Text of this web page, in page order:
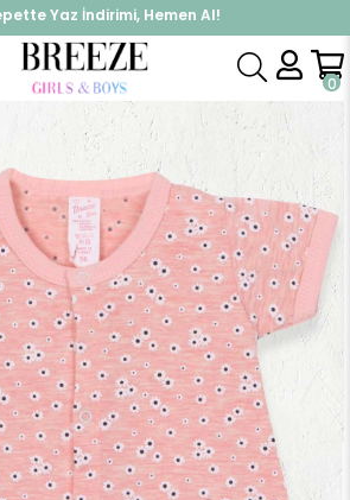
Yaz İndirimi, Hemen Al!
%10 İndirimi Kap, Hemen Üye Ol!
0
Kız Bebek Şort Tulum Papatya Desenli Somon Melanj (4 Ay)